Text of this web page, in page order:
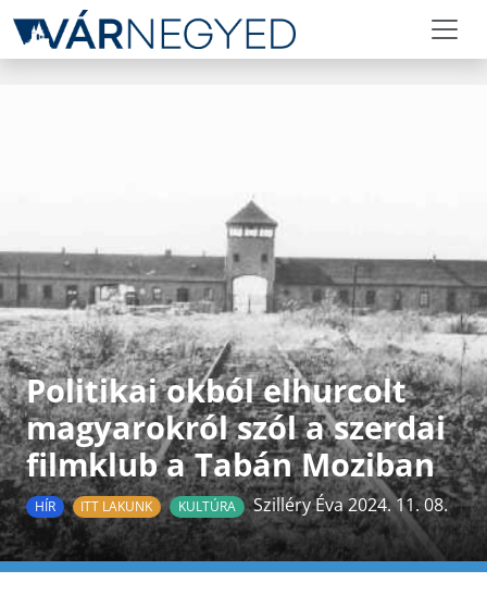
Politikai okból elhurcolt
magyarokról szól a szerdai
filmklub a Tabán Moziban
HÍR ITT LAKUNK KULTÚRA Szilléry Éva 2024. 11. 08.